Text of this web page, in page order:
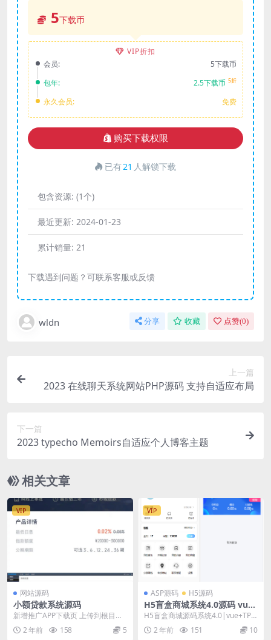
5下载币
VIP折扣
会员:
5下载币
包年:
2.5下载币 5折
永久会员: 免费
购买下载权限
已有21 人解锁下载
包含资源: (1个)
最近更新: 2024-01-23
累计销量: 21
下载遇到问题？可联系客服或反馈
wldn 分享 收藏 点赞(0)
上一篇
2023 在线聊天系统网站PHP源码 支持自适应布局
下一篇
2023 typecho Memoirs自适应个人博客主题
相关文章
VIP
网站源码
小额贷款系统源码
新增推广APP下载页 上传到根目录
导入数据库 修改数据库链接 后台/a
dm...2 年前 158 5
VIP
ASP源码 H5源码
H5盲盒商城系统4.0源码 vue+
thinkphp 5框架开发开源无加
密源码+安装教程
H5盲盒商城源码系统4.0|vue+TP5
php框架开发开源无加密源码+安装
教程...2 年前 151 10